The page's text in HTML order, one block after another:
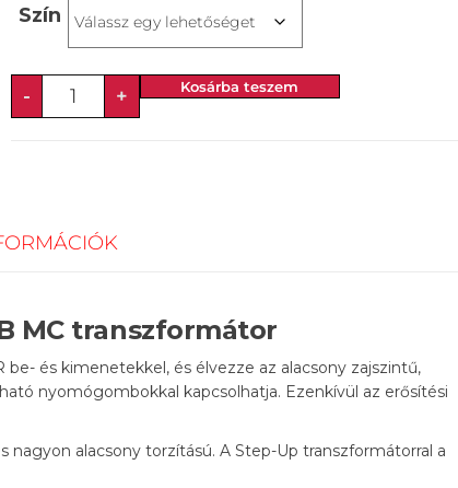
Szín
- + Kosárba teszem
MC transzformátor
és kimenetekkel, és élvezze az alacsony zajszintű,
nyomógombokkal kapcsolhatja. Ezenkívül az erősítési
alacsony torzítású. A Step-Up transzformátorral a